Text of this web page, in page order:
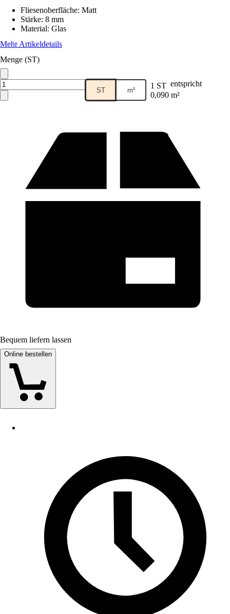
Fliesenoberfläche: Matt
Stärke: 8 mm
Material: Glas
Mehr Artikeldetails
Menge (ST)
ST m² 1 ST entspricht
0,090 m²
Bequem liefern lassen
Online bestellen